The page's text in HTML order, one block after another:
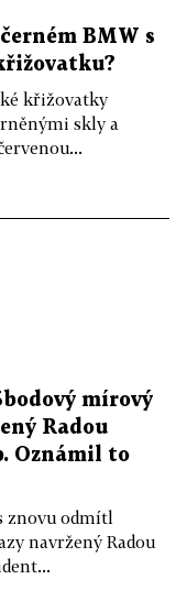
BMW s
křižovatky
skly a
mírový
Radou
Oznámil to
znovu odmítl
navržený Radou